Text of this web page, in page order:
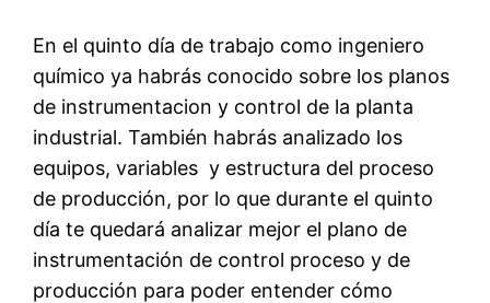
En el quinto día de trabajo como ingeniero
químico ya habrás conocido sobre los planos
de instrumentacion y control de la planta
industrial. También habrás analizado los
equipos, variables y estructura del proceso
de producción, por lo que durante el quinto
día te quedará analizar mejor el plano de
instrumentación de control proceso y de
producción para poder entender cómo